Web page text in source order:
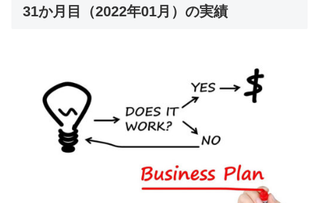
31か月目（2022年01月）の実績